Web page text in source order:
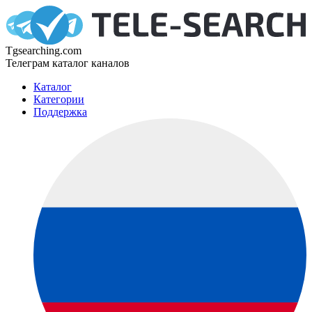
Tgsearching.com
Телеграм каталог каналов
Каталог
Категории
Поддержка